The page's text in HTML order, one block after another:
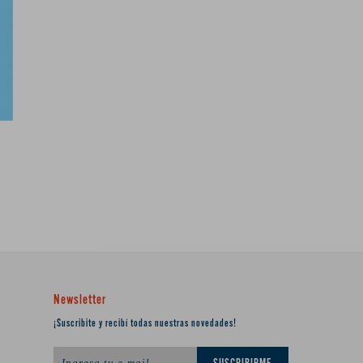
Newsletter
¡Suscribite y recibí todas nuestras novedades!